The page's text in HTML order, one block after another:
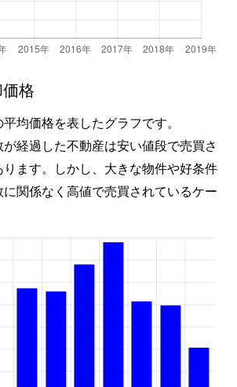
格
均価格を表したグラフです。
経過した不動産は安い値段で売買さ
ます。しかし、大きな物件や好条件
関係なく高値で売買されているケー